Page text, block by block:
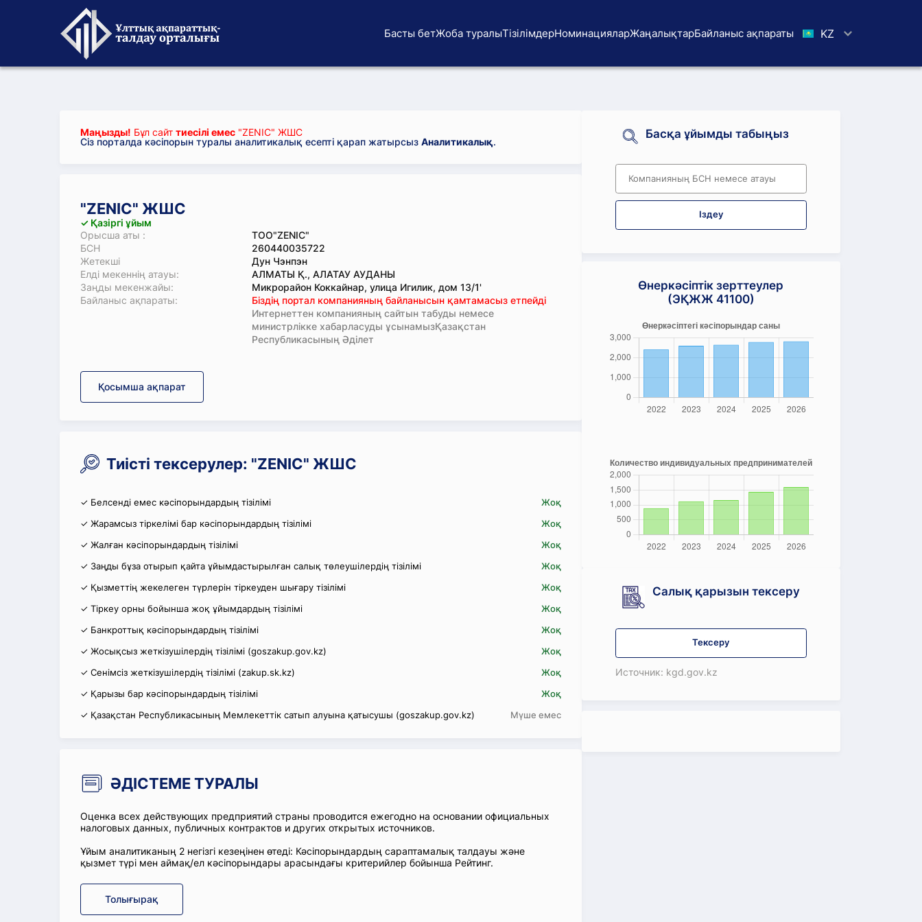
Басты бетЖоба туралыТізілімдерНоминацияларЖаңалықтарБайланыс ақпараты KZ
Маңызды! Бұл сайт тиесілі емес "ZENIC" ЖШС
Сіз порталда кәсіпорын туралы аналитикалық есепті қарап жатырсыз Аналитикалық.
"ZENIC" ЖШС
✓ Қазіргі ұйым
Орысша аты :
ТОО"ZENIC"
БСН
260440035722
Жетекші
Дун Чэнпэн
Елді мекеннің атауы:
АЛМАТЫ Қ., АЛАТАУ АУДАНЫ
Заңды мекенжайы:
Микрорайон Коккайнар, улица Игилик, дом 13/1'
Байланыс ақпараты:
Біздің портал компанияның байланысын қамтамасыз етпейді
Интернеттен компанияның сайтын табуды немесе
министрлікке хабарласуды ұсынамызҚазақстан
Республикасының Әділет
Қосымша ақпарат
Тиісті тексерулер: "ZENIC" ЖШС
✓ Белсенді емес кәсіпорындардың тізілімі
Жоқ
✓ Жарамсыз тіркелімі бар кәсіпорындардың тізілімі
Жоқ
✓ Жалған кәсіпорындардың тізілімі
Жоқ
✓ Заңды бұза отырып қайта ұйымдастырылған салық төлеушілердің тізілімі
Жоқ
✓ Қызметтің жекелеген түрлерін тіркеуден шығару тізілімі
Жоқ
✓ Тіркеу орны бойынша жоқ ұйымдардың тізілімі
Жоқ
✓ Банкроттық кәсіпорындардың тізілімі
Жоқ
✓ Жосықсыз жеткізушілердің тізілімі (goszakup.gov.kz)
Жоқ
✓ Сенімсіз жеткізушілердің тізілімі (zakup.sk.kz)
Жоқ
✓ Қарызы бар кәсіпорындардың тізілімі
Жоқ
✓ Қазақстан Республикасының Мемлекеттік сатып алуына қатысушы (goszakup.gov.kz)
Мүше емес
ӘДІСТЕМЕ ТУРАЛЫ
Оценка всех действующих предприятий страны проводится ежегодно на основании официальных
налоговых данных, публичных контрактов и других открытых источников.
Ұйым аналитиканың 2 негізгі кезеңінен өтеді: Кәсіпорындардың сараптамалық талдауы және
қызмет түрі мен аймақ/ел кәсіпорындары арасындағы критерийлер бойынша Рейтинг.
Толығырақ
Басқа ұйымды табыңыз
Іздеу
Өнеркәсіптік зерттеулер
(ЭҚЖЖ 41100)
Салық қарызын тексеру
Тексеру
Источник: kgd.gov.kz